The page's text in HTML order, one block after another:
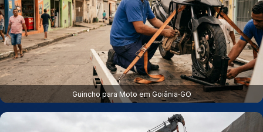
Guincho para Moto em Goiânia‑GO